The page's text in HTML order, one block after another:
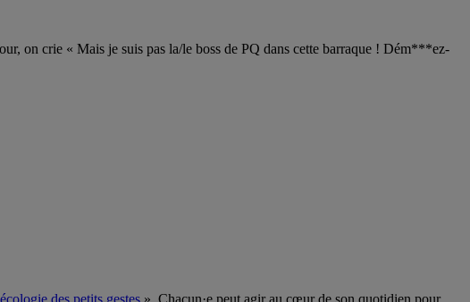
on crie « Mais je suis pas la/le boss de PQ dans cette barraque ! Dém***ez-
des petits gestes ». Chacun·e peut agir au cœur de son quotidien pour